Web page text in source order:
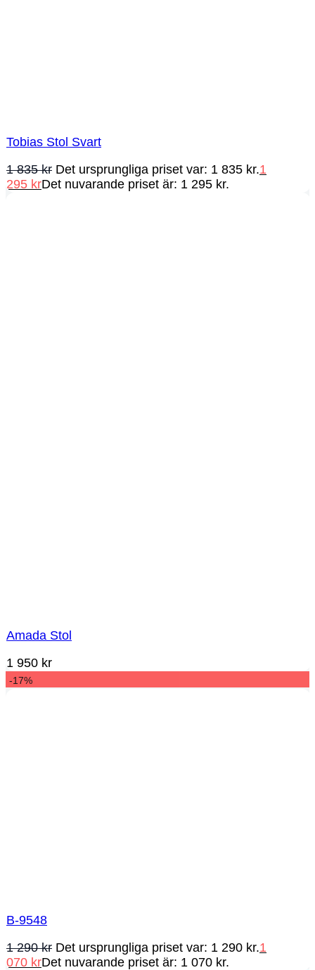
Tobias Stol Svart
1 835kr Det ursprungliga priset var: 1 835 kr.1
295 krDet nuvarande priset är: 1 295 kr.
Amada Stol
1 950 kr
-17%
B-9548
1 290kr Det ursprungliga priset var: 1 290 kr.1
070 krDet nuvarande priset är: 1 070 kr.